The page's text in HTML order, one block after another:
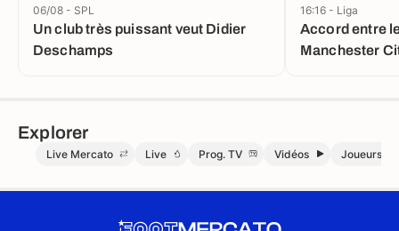
Un club très puissant veut Didier
Deschamps
06/08 - SPL
Accord entre
Manchester
16:16 - Liga
Explorer
Live Mercato Live Prog. TV Vidéos Joueurs